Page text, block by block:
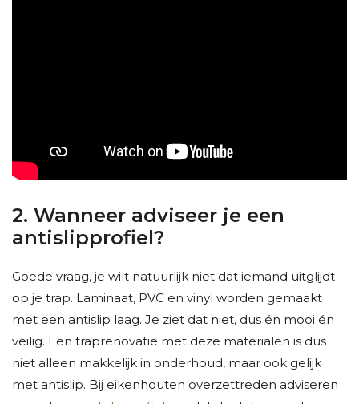
2. Wanneer adviseer je een
antislipprofiel?
Goede vraag, je wilt natuurlijk niet dat iemand uitglijdt
op je trap. Laminaat, PVC en vinyl worden gemaakt
met een antislip laag. Je ziet dat niet, dus én mooi én
veilig. Een traprenovatie met deze materialen is dus
niet alleen makkelijk in onderhoud, maar ook gelijk
met antislip. Bij eikenhouten overzettreden adviseren